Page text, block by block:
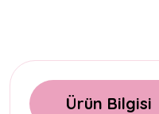
Ürün Bilgisi